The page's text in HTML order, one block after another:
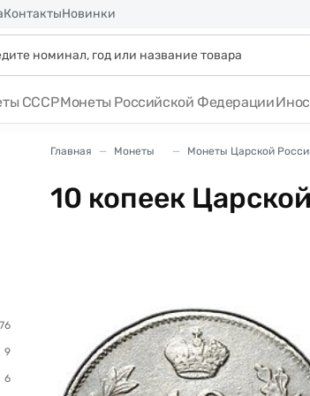
КонтактыНовинки
СССРМонеты Российской Федерации
Главная Монеты Монеты Царской
10 копеек